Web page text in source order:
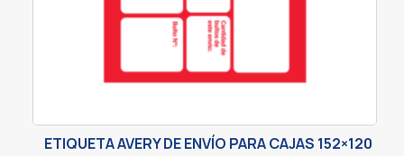
ETIQUETA AVERY DE ENVÍO PARA CAJAS 152×120